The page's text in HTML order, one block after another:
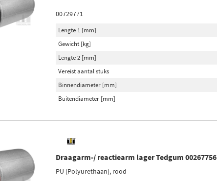
00729771
Lengte 1 [mm]
Gewicht [kg]
Lengte 2 [mm]
Vereist aantal stuks
Binnendiameter [mm]
Buitendiameter [mm]
Draagarm-/ reactiearm lager Tedgum 00267756
PU (Polyurethaan), rood